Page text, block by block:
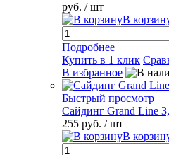
руб. / шт
В
Подробнее
Купить в 1 клик
В избранное
Быстрый просмотр
Сайдинг Grand Line
255 руб. / шт
В